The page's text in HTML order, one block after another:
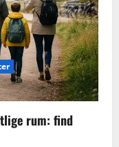
rum: find